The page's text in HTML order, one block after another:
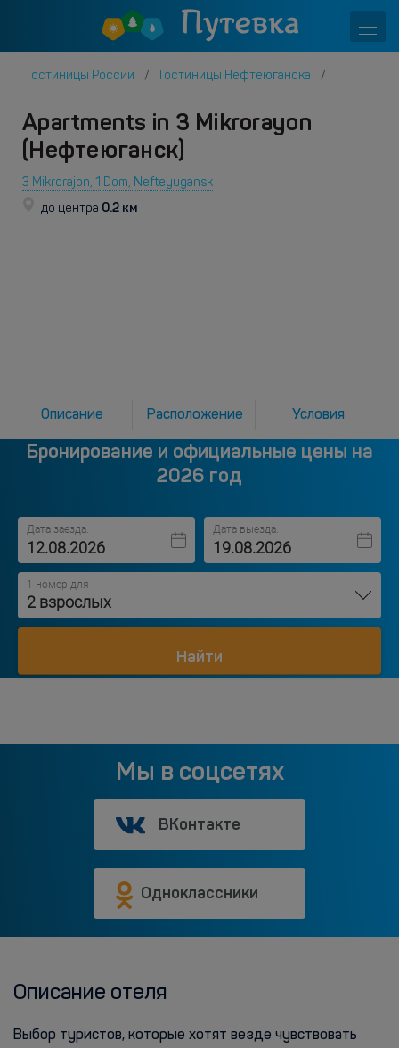
Гостиницы России Гостиницы Нефтеюганска
Apartments in 3 Mikrorayon
(Нефтеюганск)
3 Mikrorajon, 1 Dom, Nefteyugansk
до центра 0.2 км
Описание Расположение Условия
Бронирование и официальные цены на
2026 год
Дата заезда: Дата выезда:
1 номер для
2 взрослых
Найти
Мы в соцсетях
ВКонтакте
Одноклассники
Описание отеля
Выбор туристов, которые хотят везде чувствовать